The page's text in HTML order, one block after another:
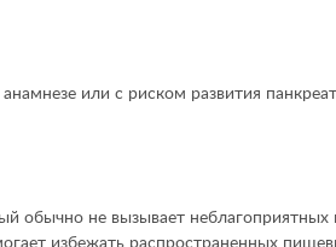
или с риском развития
обычно не вызывает
избежать распространенных